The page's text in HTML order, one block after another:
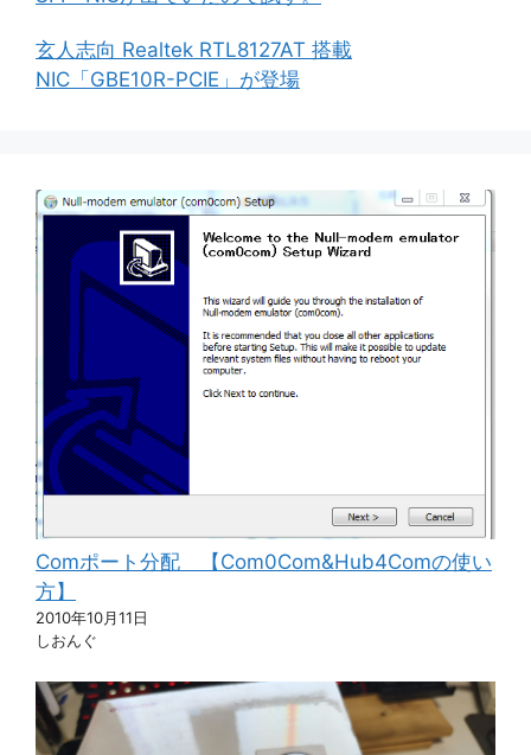
玄人志向 Realtek RTL8127AT 搭載
NIC「GBE10R-PCIE」が登場
Comポート分配 【Com0Com&Hub4Comの使い
方】
2010年10月11日
しおんぐ